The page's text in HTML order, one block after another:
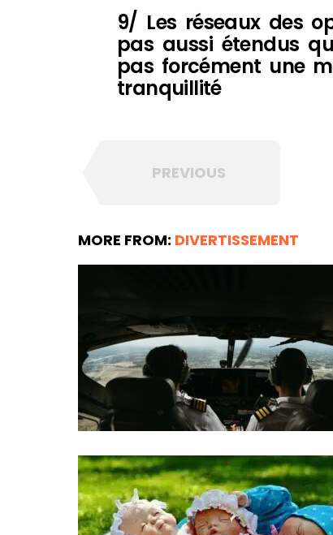
9/ Les réseaux des
pas aussi étendus
pas forcément une
tranquillité
PREVIOUS
MORE FROM: DIVERTISSEMENT